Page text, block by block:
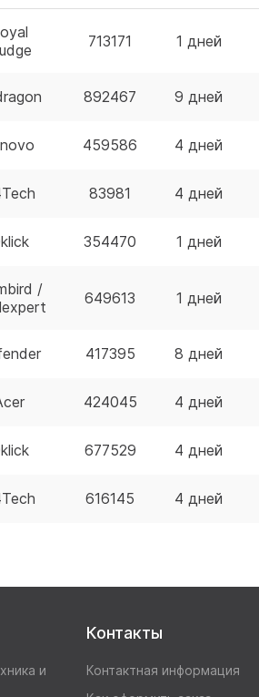
713171 1 дней
892467 9 дней
459586 4 дней
83981 4 дней
354470 1 дней
/
649613 1 дней
417395 8 дней
424045 4 дней
677529 4 дней
616145 4 дней
и
Контакты
Контактная информация